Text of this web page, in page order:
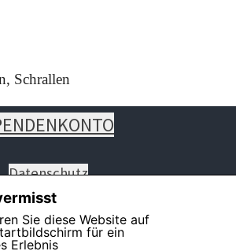
Schrallen
Datenschutz
Impressum
Sie diese Website auf
für ein
Erlebnis